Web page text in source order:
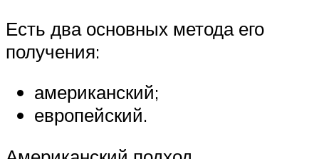
Есть два основных метода его
получения:
американский;
европейский.